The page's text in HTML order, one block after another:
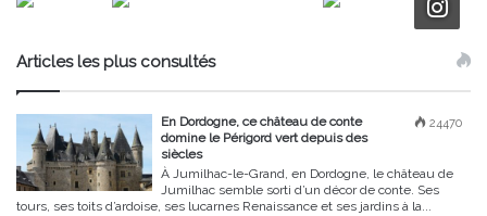
Articles les plus consultés
24470
En Dordogne, ce château de conte
domine le Périgord vert depuis des
siècles
À Jumilhac-le-Grand, en Dordogne, le château de
Jumilhac semble sorti d’un décor de conte. Ses
tours, ses toits d’ardoise, ses lucarnes Renaissance et ses jardins à la...